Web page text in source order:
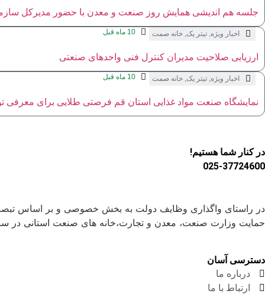
جلسه هم اندیشی همایش روز صنعت و معدن با حضور مدیرکل
اخبار ویژه, تیتر یک, خانه صمت 10 ماه قبل
ارزیابی صلاحیت مدیران کنترل فنی واحدهای صنعتی
اخبار ویژه, تیتر یک, خانه صمت 10 ماه قبل
نمایشگاه صنعت مواد غذایی استان قم فرصتی طلایی برای معرفی
در کنار شما هستیم!
025-37724600
حمایت وزارت صنعت، معدن و تجارت،خانه های صنعت استانی در
دسترسی آسان
درباره ما
ارتباط با ما